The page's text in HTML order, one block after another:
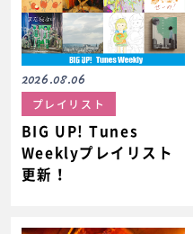
2026.08.06
プレイリスト
BIG UP! Tunes
Weeklyプレイリスト
更新！